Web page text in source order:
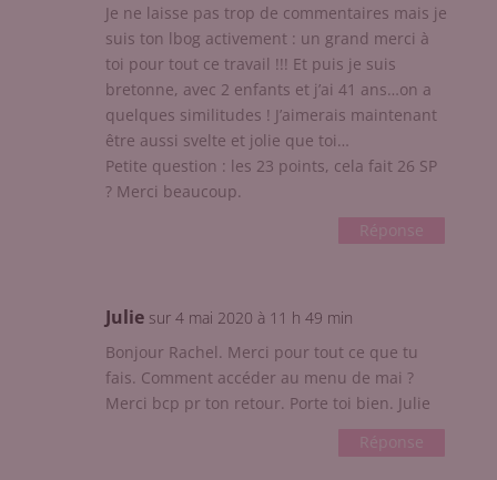
Je ne laisse pas trop de commentaires mais je
suis ton lbog activement : un grand merci à
toi pour tout ce travail !!! Et puis je suis
bretonne, avec 2 enfants et j’ai 41 ans…on a
quelques similitudes ! J’aimerais maintenant
être aussi svelte et jolie que toi…
Petite question : les 23 points, cela fait 26 SP
? Merci beaucoup.
Réponse
Julie sur 4 mai 2020 à 11 h 49 min
Bonjour Rachel. Merci pour tout ce que tu
fais. Comment accéder au menu de mai ?
Merci bcp pr ton retour. Porte toi bien. Julie
Réponse